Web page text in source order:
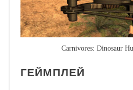
Carnivores: Dinosaur
ГЕЙМПЛЕЙ